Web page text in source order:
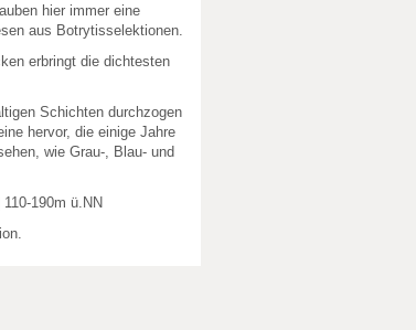
hier immer eine
aus Botrytisselektionen.
erbringt die dichtesten
Schichten durchzogen
hervor, die einige Jahre
wie Grau-, Blau- und
190m ü.NN